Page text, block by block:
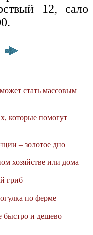
12, сало
стать массовым
которые помогут
– золотое дно
хозяйстве или дома
гриб
по ферме
быстро и дешево